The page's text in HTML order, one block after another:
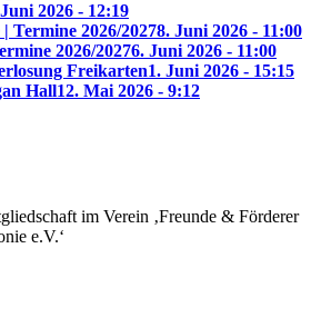
2026 - 12:19
Termine 2026/20278. Juni 2026 - 11:00
2026/20276. Juni 2026 - 11:00
Freikarten1. Juni 2026 - 15:15
Hall12. Mai 2026 - 9:12
im Verein ‚Freunde & Förderer
e.V.‘